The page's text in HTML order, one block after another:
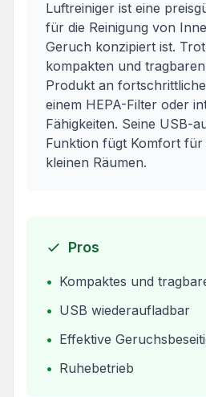
Luftreiniger ist eine
für die Reinigung von
Geruch konzipiert ist.
kompakten und
Produkt an
einem HEPA-Filter oder
Fähigkeiten. Seine USB-
Funktion fügt Komfort für
kleinen Räumen.
Pros
• Kompaktes und
• USB wiederaufladbar
• Effektive
• Ruhebetrieb